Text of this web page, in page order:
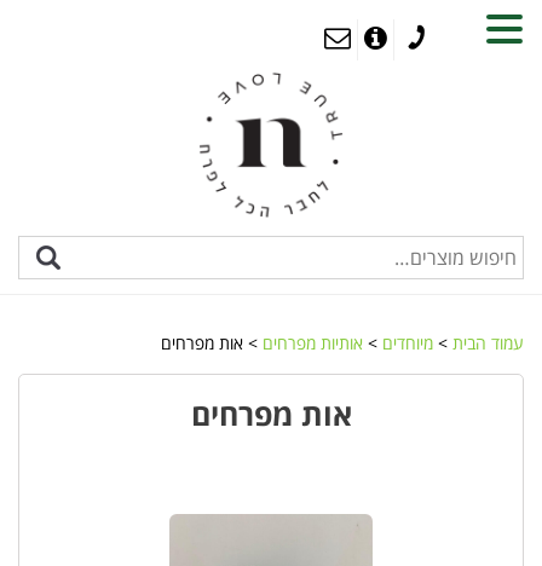
עמוד הבית > מיוחדים > אותיות מפרחים > אות מפרחים
אות מפרחים